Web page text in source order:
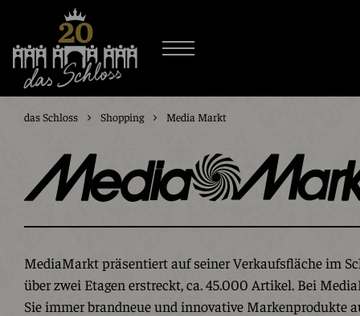
das Schloss Shopping Media Markt
MediaMarkt präsentiert auf seiner Verkaufsfläche im
über zwei Etagen erstreckt, ca. 45.000 Artikel. Bei
Sie immer brandneue und innovative Markenprodukte